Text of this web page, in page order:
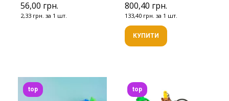
56,00 грн.
2,33 грн. за 1 шт.
800,40 грн.
133,40 грн. за 1 шт.
КУПИТИ
top top